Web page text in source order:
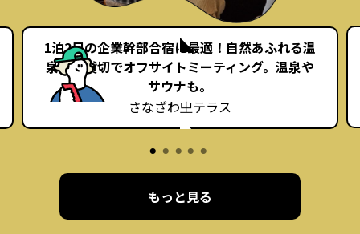
1泊2日の企業幹部合宿に最適！自然あふれる温
泉宿を貸切でオフサイトミーティング。温泉や
サウナも。
さなざわ㞢テラス
もっと見る